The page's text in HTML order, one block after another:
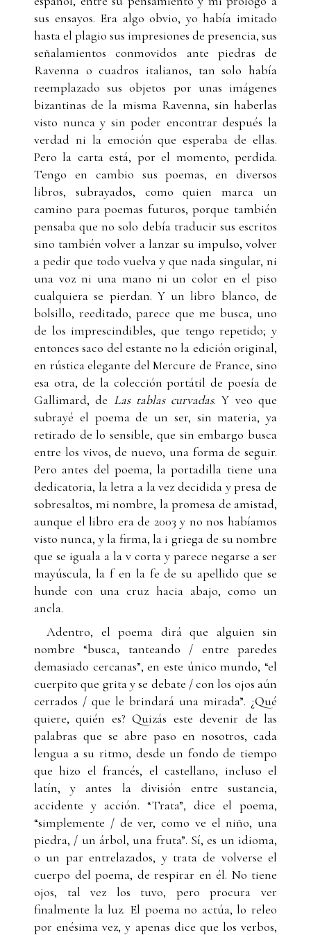
sus ensayos. Era algo obvio, yo había imitado
hasta el plagio sus impresiones de presencia, sus
señalamientos conmovidos ante piedras de
Ravenna o cuadros italianos, tan solo había
reemplazado sus objetos por unas imágenes
bizantinas de la misma Ravenna, sin haberlas
visto nunca y sin poder encontrar después la
verdad ni la emoción que esperaba de ellas.
Pero la carta está, por el momento, perdida.
Tengo en cambio sus poemas, en diversos
libros, subrayados, como quien marca un
camino para poemas futuros, porque también
pensaba que no solo debía traducir sus escritos
sino también volver a lanzar su impulso, volver
a pedir que todo vuelva y que nada singular, ni
una voz ni una mano ni un color en el piso
cualquiera se pierdan. Y un libro blanco, de
bolsillo, reeditado, parece que me busca, uno
de los imprescindibles, que tengo repetido; y
entonces saco del estante no la edición original,
en rústica elegante del Mercure de France, sino
esa otra, de la colección portátil de poesía de
Gallimard, de Las tablas curvadas. Y veo que
subrayé el poema de un ser, sin materia, ya
retirado de lo sensible, que sin embargo busca
entre los vivos, de nuevo, una forma de seguir.
Pero antes del poema, la portadilla tiene una
dedicatoria, la letra a la vez decidida y presa de
sobresaltos, mi nombre, la promesa de amistad,
aunque el libro era de 2003 y no nos habíamos
visto nunca, y la firma, la i griega de su nombre
que se iguala a la v corta y parece negarse a ser
mayúscula, la f en la fe de su apellido que se
hunde con una cruz hacia abajo, como un
ancla.
Adentro, el poema dirá que alguien sin
nombre “busca, tanteando / entre paredes
demasiado cercanas”, en este único mundo, “el
cuerpito que grita y se debate / con los ojos aún
cerrados / que le brindará una mirada”. ¿Qué
quiere, quién es? Quizás este devenir de las
palabras que se abre paso en nosotros, cada
lengua a su ritmo, desde un fondo de tiempo
que hizo el francés, el castellano, incluso el
latín, y antes la división entre sustancia,
accidente y acción. “Trata”, dice el poema,
“simplemente / de ver, como ve el niño, una
piedra, / un árbol, una fruta”. Sí, es un idioma,
o un par entrelazados, y trata de volverse el
cuerpo del poema, de respirar en él. No tiene
ojos, tal vez los tuvo, pero procura ver
finalmente la luz. El poema no actúa, lo releo
por enésima vez, y apenas dice que los verbos,